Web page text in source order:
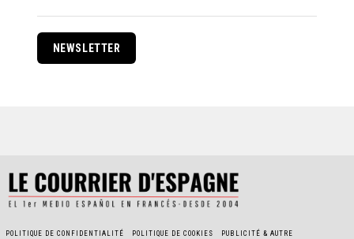
NEWSLETTER
POLITIQUE DE CONFIDENTIALITÉ POLITIQUE DE COOKIES PUBLICITÉ & AUTRE